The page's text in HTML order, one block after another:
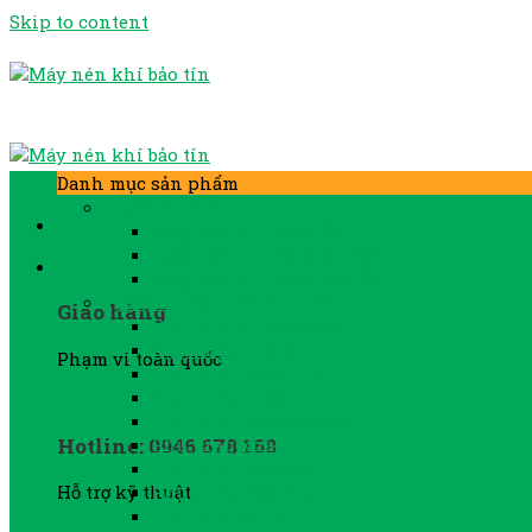
Skip to content
Giao hàng
Phạm vi toàn quốc
Hotline: 0946 678 168
Hỗ trợ kỹ thuật
Danh mục sản phẩm
PHỤ TÙNG MÁY NÉN KHÍ
Phụ tùng Atlascopco
Phụ tùng Fusheng
Phụ tùng Hanshin
Phụ tùng khác
Phụ tùng máy YEE